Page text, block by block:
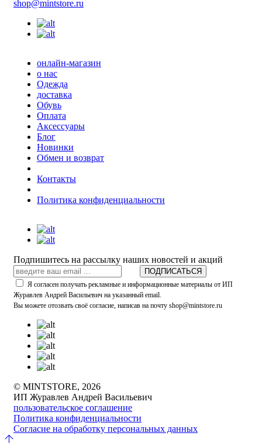
shop@mintstore.ru
онлайн-магазин
о нас
Одежда
доставка
Обувь
Оплата
Аксессуары
Блог
Новинки
Обмен и возврат
Контакты
Политика конфиденциальности
Подпишитесь на рассылку наших новостей и акций
ПОДПИСАТЬСЯ
Я согласен получать рекламные и информационные материалы от ИП
Журавлев Андрей Васильевич на указанный email.
Вы можете отозвать своё согласие, написав на почту shop@mintstore.ru
© MINTSTORE, 2026
ИП Журавлев Андрей Васильевич
пользовательское соглашение
Политика конфиденциальности
Согласие на обработку персональных данных